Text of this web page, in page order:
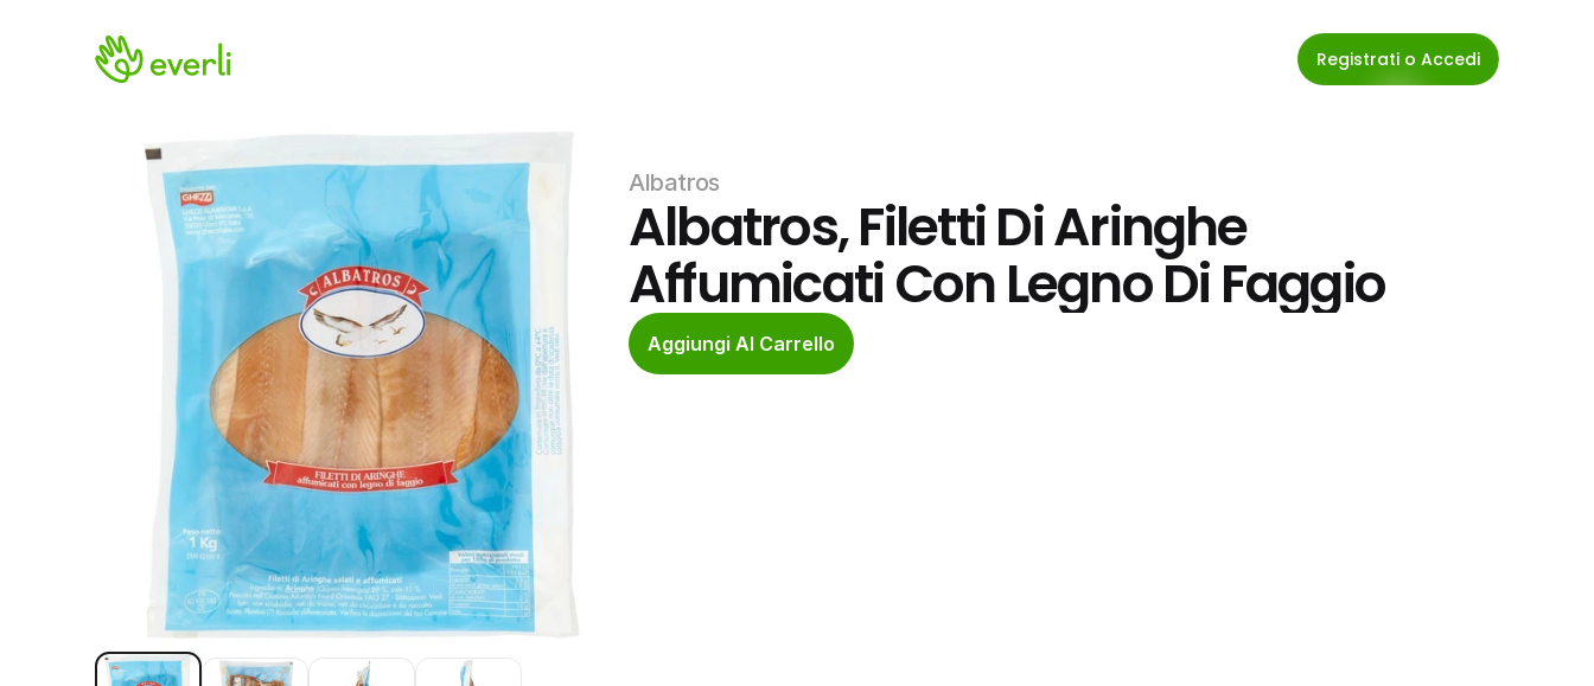
Registrati o Accedi
Albatros
Albatros, Filetti Di Aringhe
Affumicati Con Legno Di Faggio
Aggiungi Al Carrello